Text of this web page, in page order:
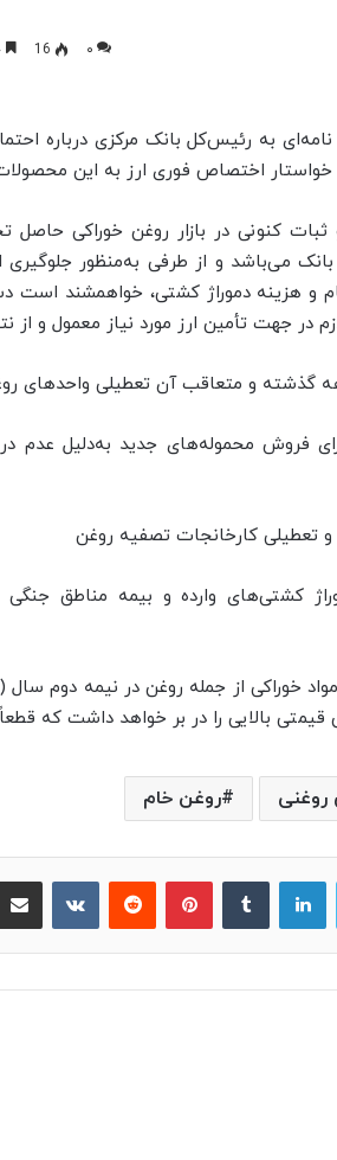
۰ 16
به رئیس‌کل بانک مرکزی درباره
خواستار اختصاص فوری ارز به این
کنونی در بازار روغن خوراکی
می‌باشد و از طرفی به‌منظور جلوگیری
و هزینه دموراژ کشتی، خواهمشند است
در جهت تأمین ارز مورد نیاز معمول و از
فروش محموله‌های جدید به‌دلیل عدم
کشتی‌های وارده و بیمه مناطق
خوراکی از جمله روغن در نیمه دوم سال
قیمتی بالایی را در بر خواهد داشت که
روغنی روغن خام
لینکدین پینترست ‫رددیت